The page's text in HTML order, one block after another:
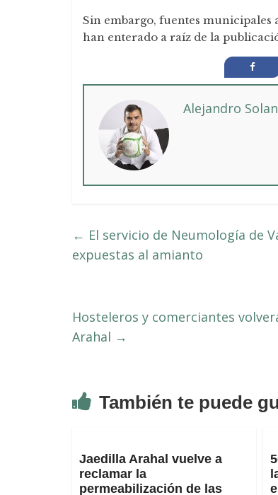
Sin embargo, fuentes municipales
han enterado a raíz de la
Alejandro
← El servicio de Neumología de
expuestas al amianto
Hosteleros y comerciantes
Arahal →
También te puede
Jaedilla Arahal vuelve a
reclamar la
permeabilización de las